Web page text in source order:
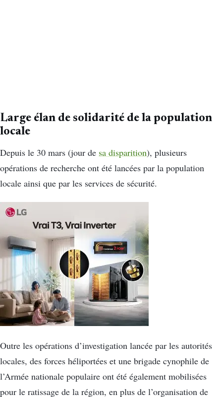
Large élan de solidarité de la population
locale
Depuis le 30 mars (jour de sa disparition), plusieurs
opérations de recherche ont été lancées par la population
locale ainsi que par les services de sécurité.
Outre les opérations d’investigation lancée par les autorités
locales, des forces héliportées et une brigade cynophile de
l’Armée nationale populaire ont été également mobilisées
pour le ratissage de la région, en plus de l’organisation de